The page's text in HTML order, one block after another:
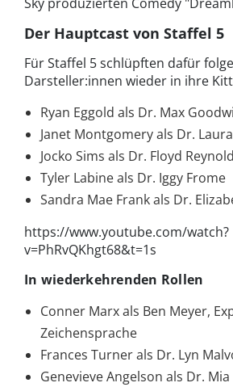
Der Hauptcast von Staffel 5
Für Staffel 5 schlüpften dafür
Darsteller:innen wieder in ihre
Ryan Eggold als Dr. Max
Janet Montgomery als Dr.
Jocko Sims als Dr. Floyd
Tyler Labine als Dr. Iggy Frome
Sandra Mae Frank als Dr.
https://www.youtube.com/watch?
v=PhRvQKhgt68&t=1s
In wiederkehrenden Rollen
Conner Marx als Ben Meyer,
Zeichensprache
Frances Turner als Dr. Lyn
Genevieve Angelson als Dr.